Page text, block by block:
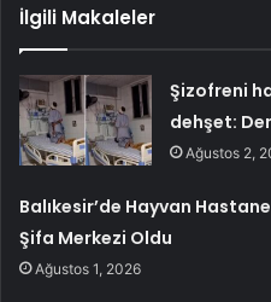
İlgili Makaleler
Şizofreni
dehşet:
Ağustos 2,
Balıkesir’de Hayvan
Şifa Merkezi Oldu
Ağustos 1, 2026